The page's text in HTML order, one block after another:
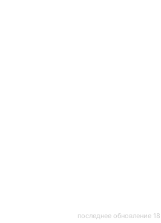
последнее обновление